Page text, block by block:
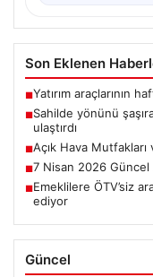
Son Eklenen
■Yatırım araçlarının
■Sahilde yönünü
ulaştırdı
■Açık Hava Mutfakları
■7 Nisan 2026 Güncel
■Emeklilere ÖTV’siz
ediyor
Güncel